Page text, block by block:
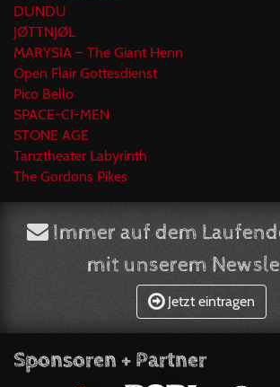
DUNDU
JØTTNJØL
MARYSIA – The Giant Henn
Open Flair Gottesdienst
Pico Bello
SPACE-CI-MEN
STONE AGE
Tanztheater Labyrinth
The Gordons Pikes
Immer auf dem
mit unserem
Jetzt eintragen
Sponsoren + Partner